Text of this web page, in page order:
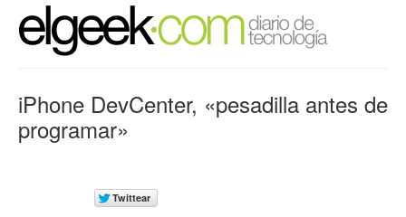
iPhone DevCenter, «pesadilla antes de
programar»